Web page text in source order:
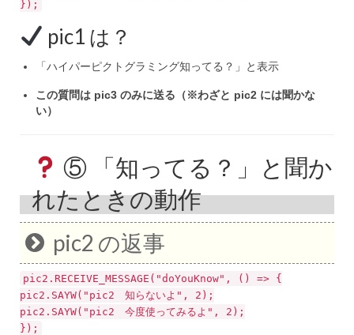
});
pic1 は？
「ハイパーピクトグラミング知ってる？」と表示
この質問は pic3 のみに送る（※わざと pic2 には聞かな
い）
⑤ 「知ってる？」と聞か
れたときの動作
pic2 の返事
pic2. RECEIVE_MESSAGE ( "doYouKnow" , () => {
pic2. SAYW( "pic2 知らないよ" , 2 );
pic2. SAYW( "pic2 今度使ってみるよ" , 2 );
});